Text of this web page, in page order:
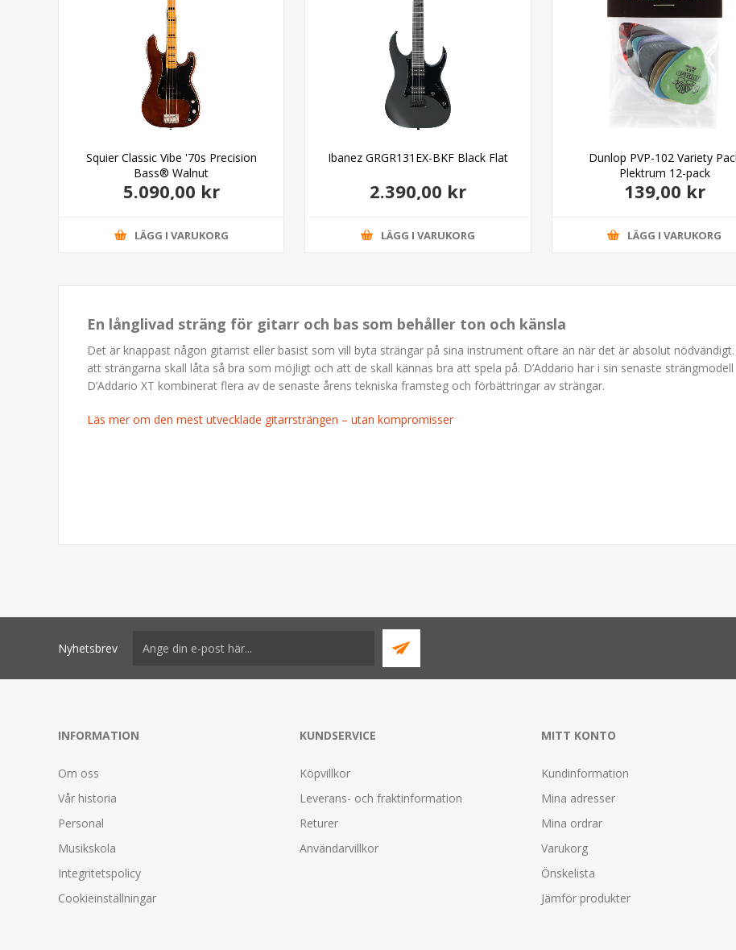
Squier Classic Vibe '70s Precision
Bass® Walnut
5.090,00 kr
LÄGG I VARUKORG
Ibanez GRGR131EX-BKF Black Flat
2.390,00 kr
LÄGG I VARUKORG
Dunlop PVP-102 Variety
Plektrum 12-pack
139,00 kr
LÄGG I VARUKORG
En långlivad sträng för gitarr och bas som behåller ton och känsla
Det är knappast någon gitarrist eller basist som vill byta strängar på sina instrument oftare än när det är absolut nödvändigt.
att strängarna skall låta så bra som möjligt och att de skall kännas bra att spela på. D’Addario har i sin senaste strängmodell
D’Addario XT kombinerat flera av de senaste årens tekniska framsteg och förbättringar av strängar.
Läs mer om den mest utvecklade gitarrsträngen – utan kompromisser
Nyhetsbrev
INFORMATION
Om oss
Vår historia
Personal
Musikskola
Integritetspolicy
Cookieinställningar
KUNDSERVICE
Köpvillkor
Leverans- och fraktinformation
Returer
Användarvillkor
MITT KONTO
Kundinformation
Mina adresser
Mina ordrar
Varukorg
Önskelista
Jämför produkter